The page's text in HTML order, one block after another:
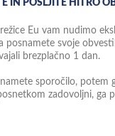
IN POŠLJITE HITRO
Eu vam nudimo
posnamete svoje
brezplačno 1 dan.
sporočilo, potem
zadovoljni, ga